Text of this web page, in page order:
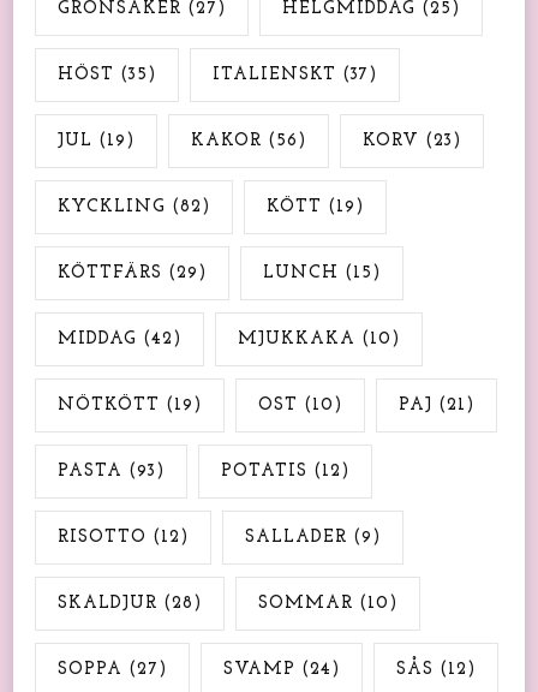
GRÖNSAKER (27) HELGMIDDAG (25)
HÖST (35) ITALIENSKT (37)
JUL (19) KAKOR (56) KORV (23)
KYCKLING (82) KÖTT (19)
KÖTTFÄRS (29) LUNCH (15)
MIDDAG (42) MJUKKAKA (10)
NÖTKÖTT (19) OST (10) PAJ (21)
PASTA (93) POTATIS (12)
RISOTTO (12) SALLADER (9)
SKALDJUR (28) SOMMAR (10)
SOPPA (27) SVAMP (24) SÅS (12)